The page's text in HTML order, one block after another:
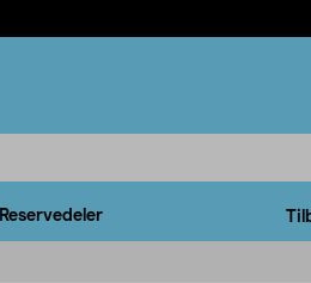
Reservedeler